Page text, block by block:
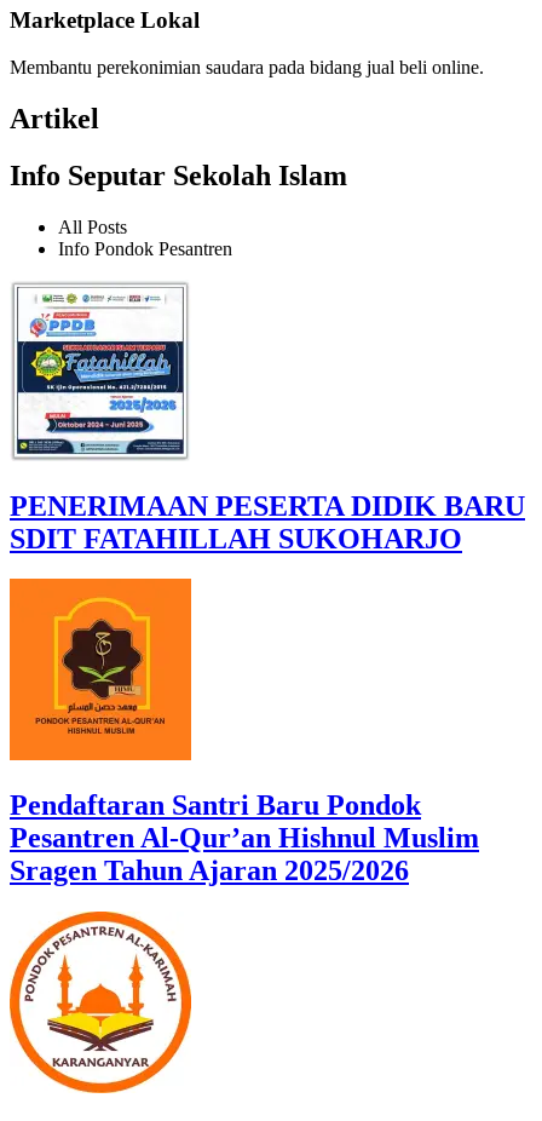
Marketplace Lokal
Membantu perekonimian saudara pada bidang jual beli online.
Artikel
Info Seputar Sekolah Islam
All Posts
Info Pondok Pesantren
PENERIMAAN PESERTA DIDIK BARU
SDIT FATAHILLAH SUKOHARJO
Pendaftaran Santri Baru Pondok
Pesantren Al-Qur’an Hishnul Muslim
Sragen Tahun Ajaran 2025/2026